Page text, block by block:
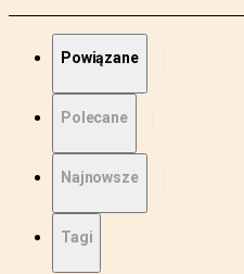
Powiązane
Polecane
Najnowsze
Tagi